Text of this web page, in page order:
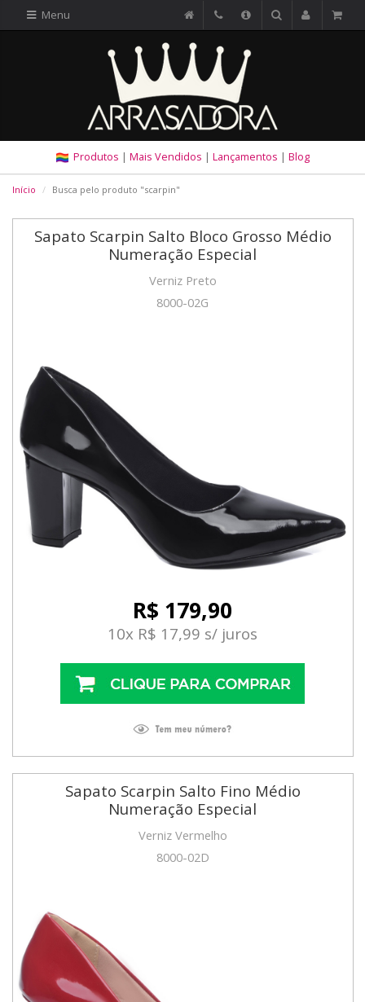
Menu
Produtos | Mais Vendidos | Lançamentos | Blog
Início Busca pelo produto "scarpin"
Sapato Scarpin Salto Bloco Grosso Médio
Numeração Especial
Verniz Preto
8000-02G
R$ 179,90
10x R$ 17,99 s/ juros
Sapato Scarpin Salto Fino Médio
Numeração Especial
Verniz Vermelho
8000-02D